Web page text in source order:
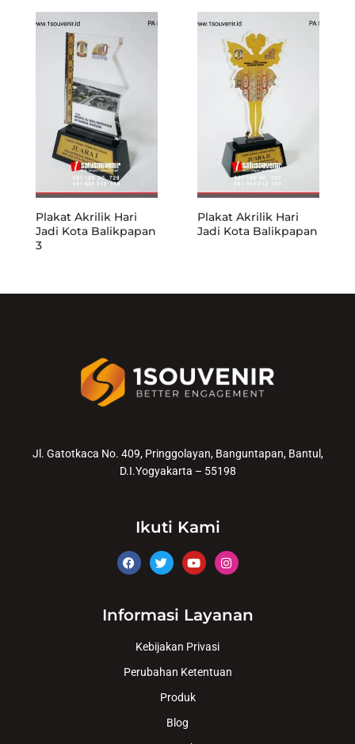
Plakat Akrilik Hari
Jadi Kota Balikpapan
3
Plakat Akrilik Hari
Jadi Kota Balikpapan
Jl. Gatotkaca No. 409, Pringgolayan, Banguntapan, Bantul,
D.I.Yogyakarta – 55198
Ikuti Kami
Informasi Layanan
Kebijakan Privasi
Perubahan Ketentuan
Produk
Blog